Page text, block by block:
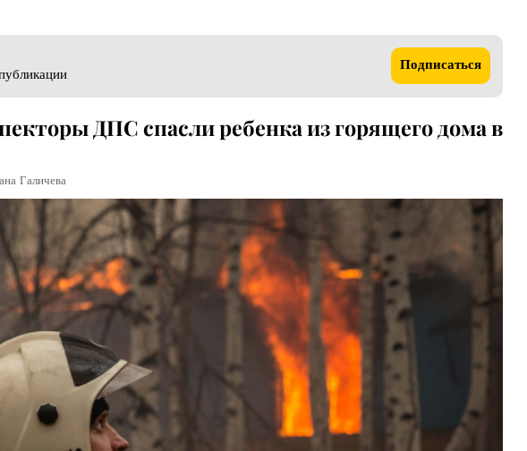
Подписаться
ДПС спасли ребенка из горящего дома в
Галичева